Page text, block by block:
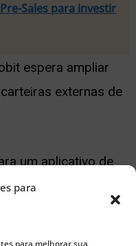
para
para melhorar sua
Sales para investir
espera ampliar
externas de
um aplicativo de
não custodial”,